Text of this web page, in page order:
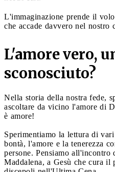
L'immaginazione prende il
che accade davvero nel nostro
L'amore vero,
sconosciuto?
Nella storia della nostra fede,
ascoltare da vicino l'amore di
è amore!
Sperimentiamo la lettura di
bontà, l'amore e la tenerezza
persone. Pensiamo
Maddalena, a Gesù che cura